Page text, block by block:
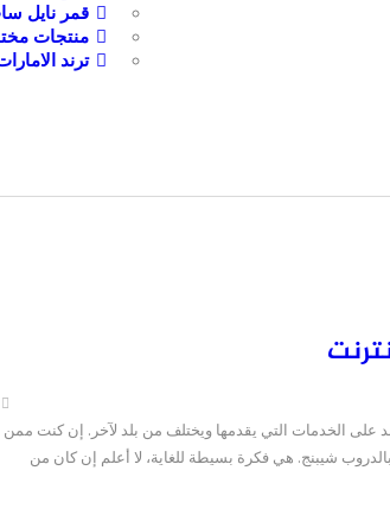
قمر نايل
منتجات
ترند
على الخدمات التي يقدمها ويختلف من بلد لآخر. إن كنت ممن
شيبنج. هي فكرة بسيطة للغاية، لا أعلم إن كان من